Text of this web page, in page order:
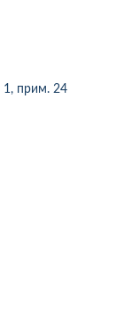
1, прим. 24